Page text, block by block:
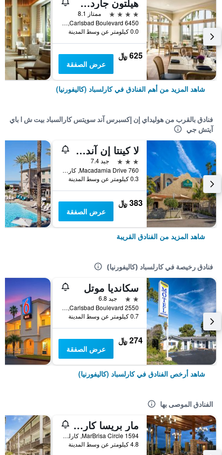
4 نجوم
ممتاز 8.1
6450 Carlsbad Boulevard, كارلسباد (كاليفورنيا), CA, الولايات المتحدة الأميريكية
0.0 كيلومتر عن وسط المدينة
625 ﷼
عرض الصفقة
شاهد المزيد من أهم الفنادق في كارلسباد (كاليفورنيا)
فنادق بالقرب من هوليداي إن إكسبرس آند سويتس كارالسباد بيت ش ا باي
آيتش جي
لا كينتا إن آند سويتس باي ويندام كارلزباد - ليجولاند أريا
3 نجوم
جيد 7.4
760 Macadamia Drive, كارلسباد (كاليفورنيا), CA, الولايات المتحدة الأميريكية
0.3 كيلومتر عن وسط المدينة
383 ﷼
عرض الصفقة
شاهد المزيد من الفنادق القريبة
فنادق رخيصة في كارلسباد (كاليفورنيا)
سكانديا موتل
2 نجمتين
جيد 6.8
2550 Carlsbad Boulevard, كارلسباد (كاليفورنيا), CA, الولايات المتحدة الأميريكية
0.7 كيلومتر عن وسط المدينة
274 ﷼
عرض الصفقة
شاهد أرخص الفنادق في كارلسباد (كاليفورنيا)
الفنادق الموصى بها
مار بريسا كارلسباد ريزورت
1594 MarBrisa Circle, كارلسباد (كاليفورنيا), CA, الولايات المتحدة الأميريكية
4.8 كيلومتر عن وسط المدينة